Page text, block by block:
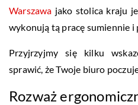
Warszawa jako stolica kraju
wykonują tą pracę sumiennie i
Przyjrzyjmy się kilku
sprawić, że Twoje biuro
Rozważ